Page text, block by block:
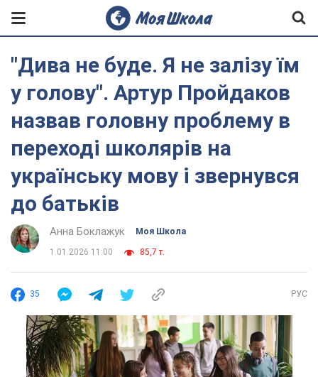
"Дива не буде. Я не залізу їм
у голову". Артур Пройдаков
назвав головну проблему в
переході школярів на
українську мову і звернувся
до батьків
Анна Боклажук Моя Школа
1.01.2026 11:00 85,7 т.
35 РУС